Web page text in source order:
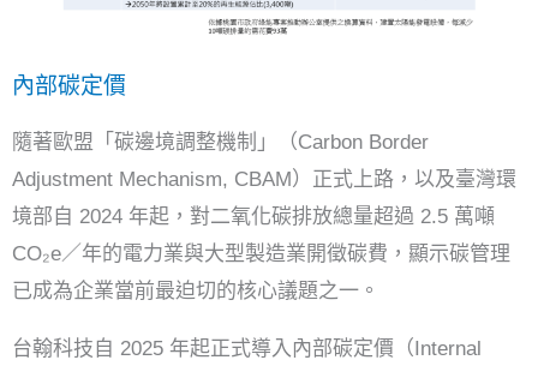
內部碳定價
隨著歐盟「碳邊境調整機制」（Carbon Border
Adjustment Mechanism, CBAM）正式上路，以及臺灣環
境部自 2024 年起，對二氧化碳排放總量超過 2.5 萬噸
CO₂e／年的電力業與大型製造業開徵碳費，顯示碳管理
已成為企業當前最迫切的核心議題之一。
台翰科技自 2025 年起正式導入內部碳定價（Internal